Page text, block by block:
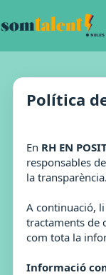
Política
En RH EN
responsables
la transparència.
A continuació,
tractaments de
com tota la
Informació